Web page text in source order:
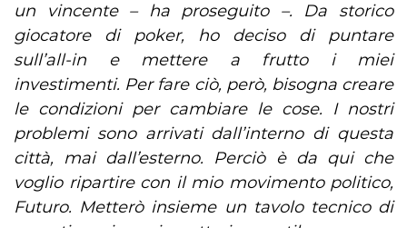
un vincente – ha proseguito –. Da storico
giocatore di poker, ho deciso di puntare
sull’all-in e mettere a frutto i miei
investimenti. Per fare ciò, però, bisogna creare
le condizioni per cambiare le cose. I nostri
problemi sono arrivati dall’interno di questa
città, mai dall’esterno. Perciò è da qui che
voglio ripartire con il mio movimento politico,
Futuro. Metterò insieme un tavolo tecnico di